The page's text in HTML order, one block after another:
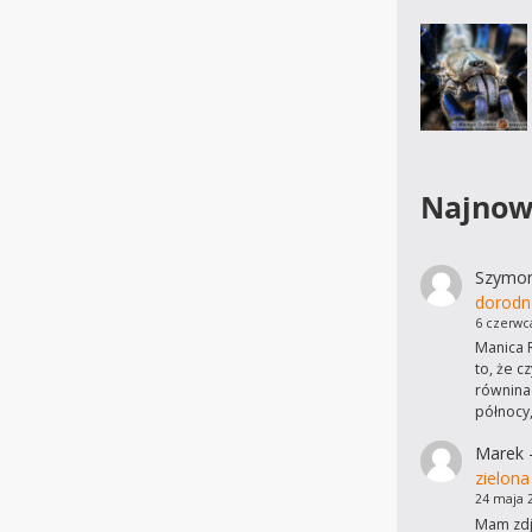
6
Manica
to, że
Marek
zielona
24 maja
Mam